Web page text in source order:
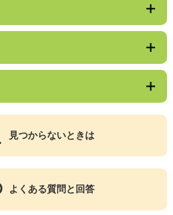
見つからないときは
よくある質問と回答